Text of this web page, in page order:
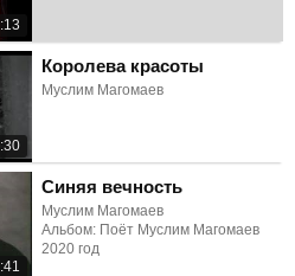
Королева красоты
Муслим Магомаев
Синяя вечность
Муслим Магомаев
Альбом: Поёт Муслим Магомаев
2020 год